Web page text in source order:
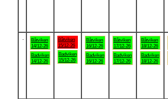
Båtviken
14/12-26
Badviken
14/12-26
Båtviken
15/12-26
Badviken
15/12-26
Båtviken
16/12-26
Badviken
16/12-26
Båtviken
17/12-26
Badviken
17/12-26
Båtviken
18/12-26
Badviken
18/12-26